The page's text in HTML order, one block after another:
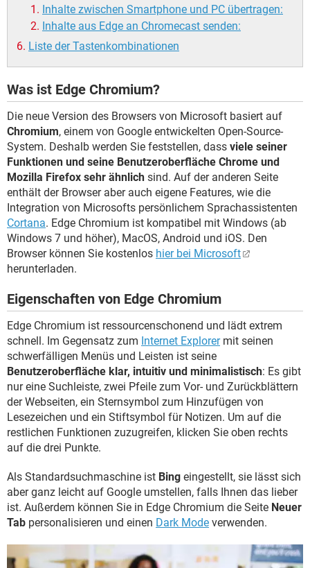
Inhalte zwischen Smartphone und PC übertragen:
Inhalte aus Edge an Chromecast senden:
Liste der Tastenkombinationen
Was ist Edge Chromium?
Die neue Version des Browsers von Microsoft basiert auf
Chromium, einem von Google entwickelten Open-Source-
System. Deshalb werden Sie feststellen, dass viele seiner
Funktionen und seine Benutzeroberfläche Chrome und
Mozilla Firefox sehr ähnlich sind. Auf der anderen Seite
enthält der Browser aber auch eigene Features, wie die
Integration von Microsofts persönlichem Sprachassistenten
Cortana. Edge Chromium ist kompatibel mit Windows (ab
Windows 7 und höher), MacOS, Android und iOS. Den
Browser können Sie kostenlos hier bei Microsoft
herunterladen.
Eigenschaften von Edge Chromium
Edge Chromium ist ressourcenschonend und lädt extrem
schnell. Im Gegensatz zum Internet Explorermit seinen
schwerfälligen Menüs und Leisten ist seine
Benutzeroberfläche klar, intuitiv und minimalistisch: Es gibt
nur eine Suchleiste, zwei Pfeile zum Vor- und Zurückblättern
der Webseiten, ein Sternsymbol zum Hinzufügen von
Lesezeichen und ein Stiftsymbol für Notizen. Um auf die
restlichen Funktionen zuzugreifen, klicken Sie oben rechts
auf die drei Punkte.
Als Standardsuchmaschine ist Bing eingestellt, sie lässt sich
aber ganz leicht auf Google umstellen, falls Ihnen das lieber
ist. Außerdem können Sie in Edge Chromium die Seite Neuer
Tab personalisieren und einen Dark Mode verwenden.